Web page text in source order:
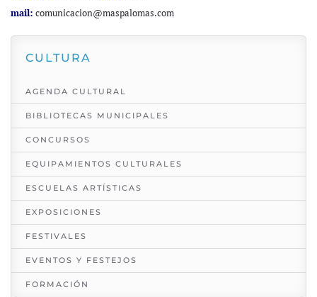
mail: comunicacion@maspalomas.com
CULTURA
AGENDA CULTURAL
BIBLIOTECAS MUNICIPALES
CONCURSOS
EQUIPAMIENTOS CULTURALES
ESCUELAS ARTÍSTICAS
EXPOSICIONES
FESTIVALES
EVENTOS Y FESTEJOS
FORMACIÓN